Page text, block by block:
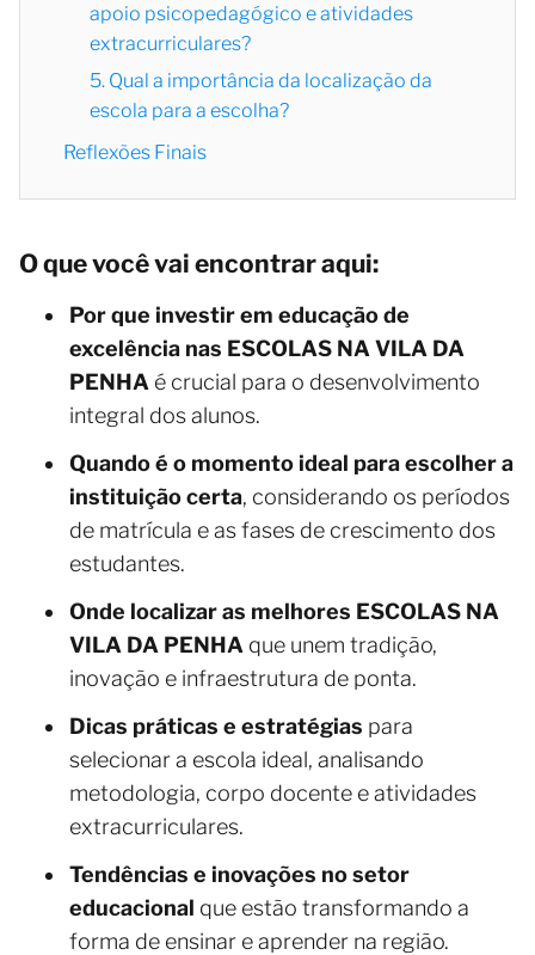
apoio psicopedagógico e atividades
extracurriculares?
5. Qual a importância da localização da
escola para a escolha?
Reflexões Finais
O que você vai encontrar aqui:
Por que investir em educação de
excelência nas ESCOLAS NA VILA DA
PENHA é crucial para o desenvolvimento
integral dos alunos.
Quando é o momento ideal para escolher a
instituição certa, considerando os períodos
de matrícula e as fases de crescimento dos
estudantes.
Onde localizar as melhores ESCOLAS NA
VILA DA PENHA que unem tradição,
inovação e infraestrutura de ponta.
Dicas práticas e estratégias para
selecionar a escola ideal, analisando
metodologia, corpo docente e atividades
extracurriculares.
Tendências e inovações no setor
educacional que estão transformando a
forma de ensinar e aprender na região.